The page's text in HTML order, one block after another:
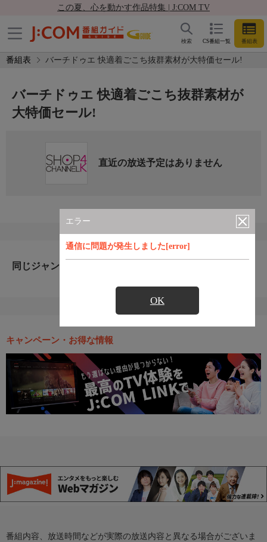
この夏、心を動かす作品特集 | J:COM TV
CS番組一覧 番組表
検索
番組表 バーチドゥエ 快適着ごこち抜群素材が大特価セール!
エラー
通信に問題が発生しました[error]
OK
バーチドゥエ 快適着ごこち抜群素材が
大特価セール!
直近の放送予定はありません
同じジャンルのおすすめ番組
キャンペーン・お得な情報
番組内容、放送時間などが実際の放送内容と異なる場合がございま